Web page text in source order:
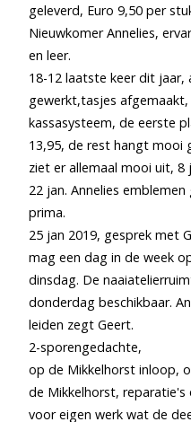
geleverd, Euro 9,50 per
Nieuwkomer Annelies,
en leer.
18-12 laatste keer dit jaar,
gewerkt,tasjes
kassasysteem, de eerste
13,95, de rest hangt mooi
ziet er allemaal mooi uit, 8
22 jan. Annelies
prima.
25 jan 2019, gesprek met
mag een dag in de week
dinsdag. De
donderdag beschikbaar.
leiden zegt Geert.
2-sporengedachte,
op de Mikkelhorst inloop,
de Mikkelhorst,
voor eigen werk wat de